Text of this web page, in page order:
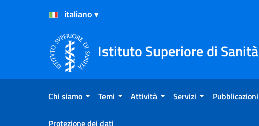
Salta al Contenuto
Salta al Footer
Istituto Superiore di Sanità
Chi siamo Temi Attività Servizi Pubblicazioni
Protezione dei dati